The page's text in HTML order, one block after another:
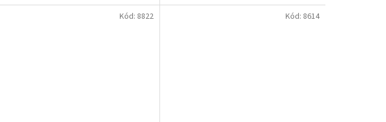
Kód: 8822 Kód: 8614